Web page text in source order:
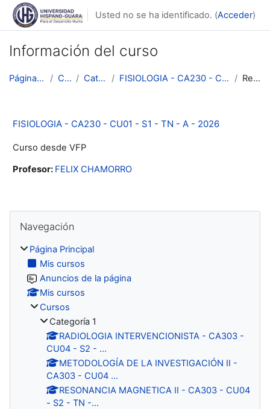
Salta al contenido principal
Usted no se ha identificado. (Acceder)
Información del curso
Página Principal Cursos Categoría 1 FISIOLOGIA - CA230 - CU01 - S1 - TN - A - 2026 Resumen
FISIOLOGIA - CA230 - CU01 - S1 - TN - A - 2026
Curso desde VFP
Profesor: FELIX CHAMORRO
Bloques
Navegación
Página Principal
Mis cursos
Anuncios de la página
Mis cursos
Cursos
Categoría 1
RADIOLOGIA INTERVENCIONISTA - CA303 -
CU04 - S2 - ...
METODOLOGÍA DE LA INVESTIGACIÓN II -
CA303 - CU04 ...
RESONANCIA MAGNETICA II - CA303 - CU04
- S2 - TN -...